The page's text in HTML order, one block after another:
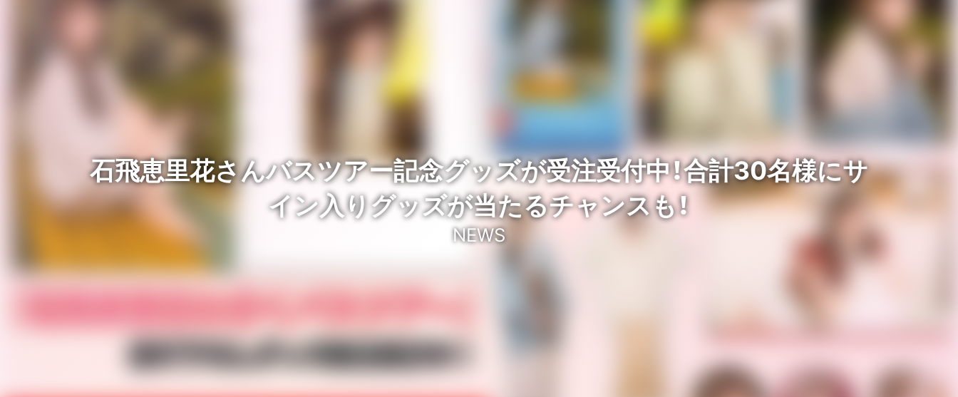
石飛恵里花さんバスツアー記念グッズが受注受付中！合計30名様にサ
イン入りグッズが当たるチャンスも！
NEWS